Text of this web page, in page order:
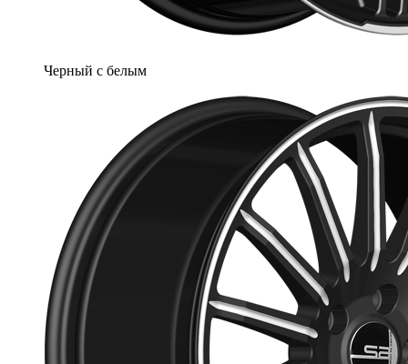
Черный с белым